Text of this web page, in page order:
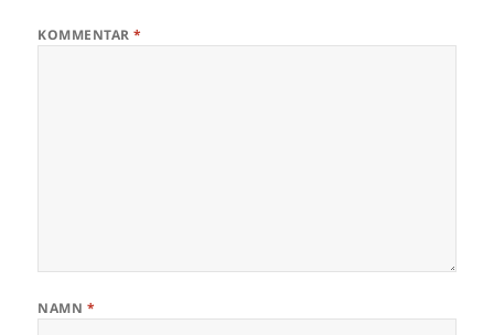
KOMMENTAR*
NAMN *